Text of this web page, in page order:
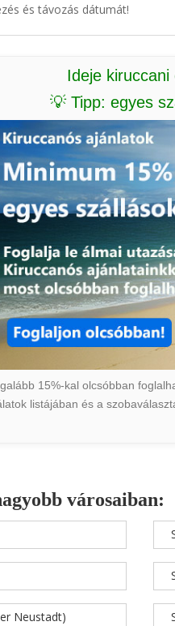
és távozás dátumát!
Ideje
💡 Tipp: egyes
15%-kal olcsóbban
listájában és a
városaiban:
Neustadt)